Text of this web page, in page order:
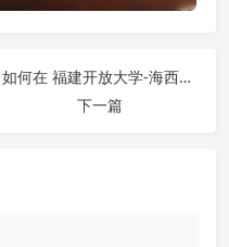
如何在 福建开放大学-海西教育 https://hxjywyxpt.t-px.cn/ 平台快速完成学习任务？
下一篇